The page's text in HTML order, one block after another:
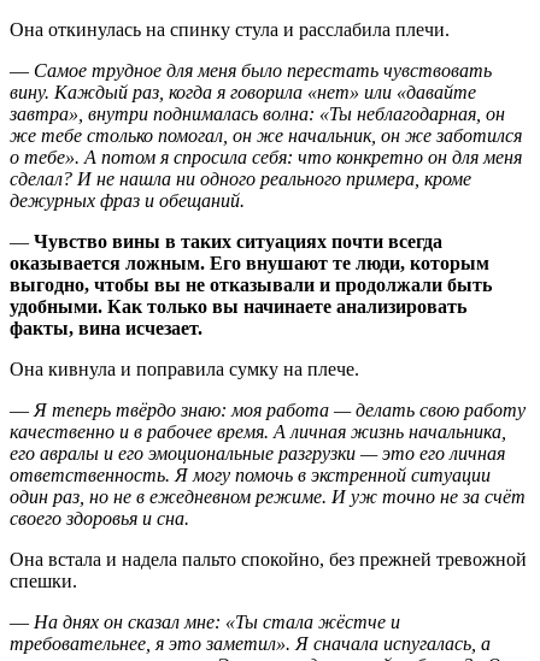
Она откинулась на спинку стула и расслабила плечи.
— Самое трудное для меня было перестать чувствовать
вину. Каждый раз, когда я говорила «нет» или «давайте
завтра», внутри поднималась волна: «Ты неблагодарная, он
же тебе столько помогал, он же начальник, он же заботился
о тебе». А потом я спросила себя: что конкретно он для меня
сделал? И не нашла ни одного реального примера, кроме
дежурных фраз и обещаний.
— Чувство вины в таких ситуациях почти всегда
оказывается ложным. Его внушают те люди, которым
выгодно, чтобы вы не отказывали и продолжали быть
удобными. Как только вы начинаете анализировать
факты, вина исчезает.
Она кивнула и поправила сумку на плече.
— Я теперь твёрдо знаю: моя работа — делать свою работу
качественно и в рабочее время. А личная жизнь начальника,
его авралы и его эмоциональные разгрузки — это его личная
ответственность. Я могу помочь в экстренной ситуации
один раз, но не в ежедневном режиме. И уж точно не за счёт
своего здоровья и сна.
Она встала и надела пальто спокойно, без прежней тревожной
спешки.
— На днях он сказал мне: «Ты стала жёстче и
требовательнее, я это заметил». Я сначала испугалась, а